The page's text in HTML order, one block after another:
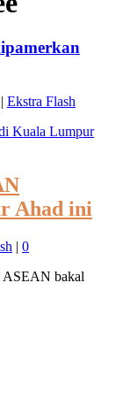
Ekstra Flash
Ahad ini
| 0
ASEAN bakal